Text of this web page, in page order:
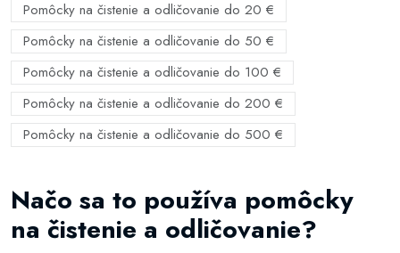
Pomôcky na čistenie a odličovanie do 20 €
Pomôcky na čistenie a odličovanie do 50 €
Pomôcky na čistenie a odličovanie do 100 €
Pomôcky na čistenie a odličovanie do 200 €
Pomôcky na čistenie a odličovanie do 500 €
Načo sa to používa pomôcky
na čistenie a odličovanie?